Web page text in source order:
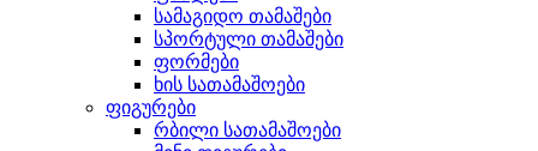
სამაგიდო თამაშები
სპორტული თამაშები
ფორმები
ხის სათამაშოები
ფიგურები
რბილი სათამაშოები